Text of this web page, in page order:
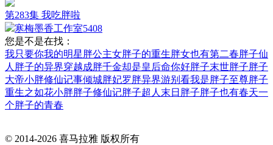
第283集 我吃胖啦
寒梅墨香工作室5408
您是不是在找：
我只要你我的明星胖公主女胖子的重生 胖女也有第二春 胖子仙
人 胖子的异界穿越成胖千金却是皇后命你好胖子末世胖子 胖子
大帝小胖修仙记事倾城胖妃罗胖异界游别看我是胖子至尊胖子
重生之如花小胖胖子修仙记胖子超人 末日胖子 胖子也有春天一
个胖子的青春
© 2014-2026 喜马拉雅 版权所有